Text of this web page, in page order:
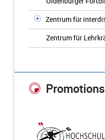
Zentrum für
Zentrum für